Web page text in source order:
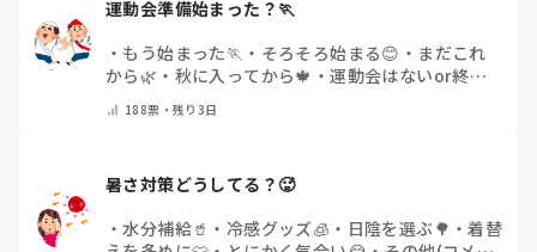
運動会準備始まった？🏃
・ もう始まった🏃 ・ そろそろ始まる😊 ・ まだこれ
から🌿 ・ 秋に入ってから🍁 ・運動会はないor終わ
188票・残り3日
暑さ対策どうしてる？🥵
・水分補給🥤 ・ 冷感グッズ🧊 ・ 日陰を選ぶ🌳 ・着替